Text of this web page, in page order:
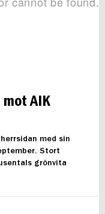
mot AIK
med sin
Stort
grönvita